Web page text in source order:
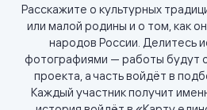
Расскажите о культурных
или малой родины и о том, как
народов России. Делитесь
фотографиями — работы будут
проекта, а часть войдёт в
Каждый участник получит